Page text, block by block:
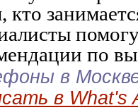
кто
по
в
в What's